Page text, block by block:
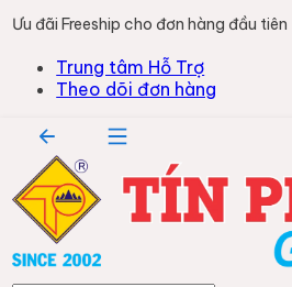
Ưu đãi Freeship cho đơn hàng đầu
Trung tâm Hỗ Trợ
Theo dõi đơn hàng